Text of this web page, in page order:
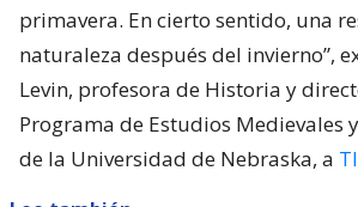
primavera. En cierto sentido, una
naturaleza después del invierno”,
Levin, profesora de Historia y
Programa de Estudios Medievales
de la Universidad de Nebraska, a